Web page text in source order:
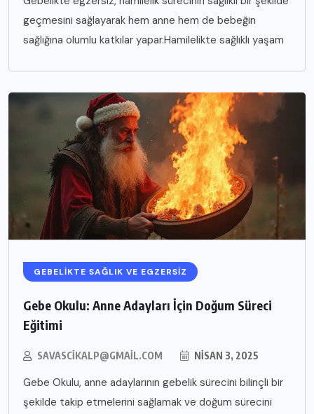
geçmesini sağlayarak hem anne hem de bebeğin
sağlığına olumlu katkılar yapar.Hamilelikte sağlıklı yaşam
GEBELIKTE SAĞLIK VE EGZERSIZ
Gebe Okulu: Anne Adayları İçin Doğum Süreci
Eğitimi
SAVASCIKALP@GMAIL.COM NISAN 3, 2025
Gebe Okulu, anne adaylarının gebelik sürecini bilinçli bir
şekilde takip etmelerini sağlamak ve doğum sürecini